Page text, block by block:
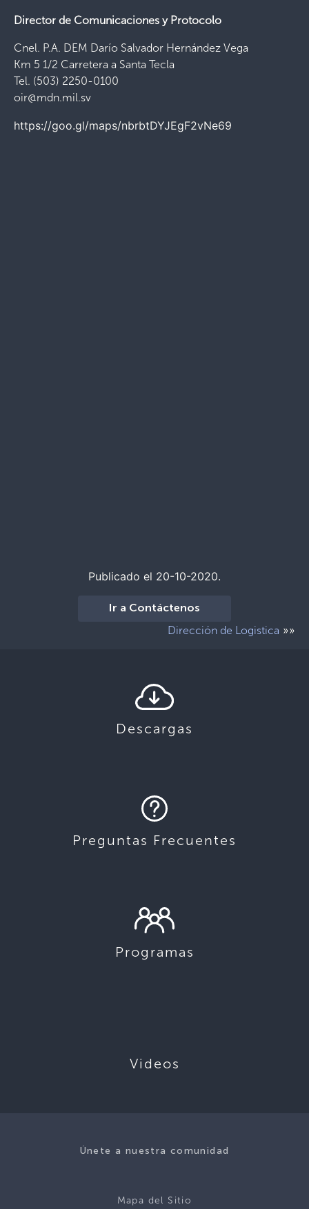
Director de Comunicaciones y Protocolo
Cnel. P.A. DEM Darío Salvador Hernández Vega
Km 5 1/2 Carretera a Santa Tecla
Tel. (503) 2250-0100
oir@mdn.mil.sv
https://goo.gl/maps/nbrbtDYJEgF2vNe69
Publicado el 20-10-2020.
Ir a Contáctenos
Dirección de Logistica »»
Descargas
Preguntas Frecuentes
Programas
Videos
Únete a nuestra comunidad
Mapa del Sitio